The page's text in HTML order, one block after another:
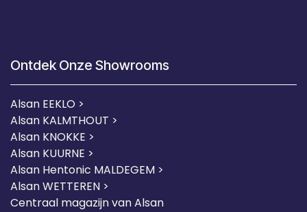
Ontdek Onze Showrooms
Alsan EEKLO >
Alsan KALMTHOUT >
Alsan KNOKKE >
Alsan KUURNE >
Alsan Hentonic MALDEGEM >
Alsan WETTEREN >
Centraal magazijn van Alsan